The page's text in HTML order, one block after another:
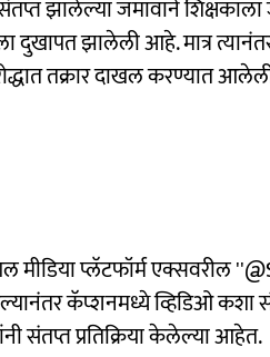
संतप्त झालेल्या जमावाने
दुखापत झालेली आहे. मात्र
तक्रार दाखल करण्यात
मीडिया प्लॅटफॉर्म एक्सवरील
कॅप्शनमध्ये व्हिडिओ
संतप्त प्रतिक्रिया केलेल्या आहेत.